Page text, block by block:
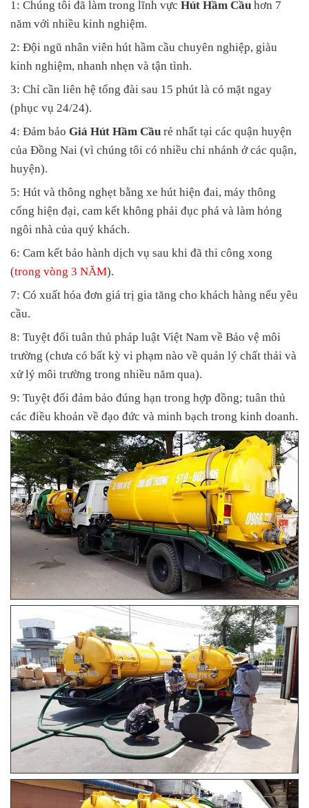
1: Chúng tôi đã làm trong lĩnh vực Hút Hầm Cầu hơn 7
năm với nhiều kinh nghiệm.
2: Đội ngũ nhân viên hút hầm cầu chuyên nghiệp, giàu
kinh nghiệm, nhanh nhẹn và tận tình.
3: Chỉ cần liên hệ tổng đài sau 15 phút là có mặt ngay
(phục vụ 24/24).
4: Đảm bảo Giá Hút Hầm Cầu rẻ nhất tại các quận huyện
của Đồng Nai (vì chúng tôi có nhiều chi nhánh ở các quận,
huyện).
5: Hút và thông nghẹt bằng xe hút hiện đai, máy thông
cống hiện đại, cam kết không phải đục phá và làm hỏng
ngôi nhà của quý khách.
6: Cam kết bảo hành dịch vụ sau khi đã thi công xong
(trong vòng 3 NĂM).
7: Có xuất hóa đơn giá trị gia tăng cho khách hàng nếu yêu
cầu.
8: Tuyệt đối tuân thủ pháp luật Việt Nam về Bảo vệ môi
trường (chưa có bất kỳ vi phạm nào về quản lý chất thải và
xử lý môi trường trong nhiều năm qua).
9: Tuyệt đối đảm bảo đúng hạn trong hợp đồng; tuân thủ
các điều khoản về đạo đức và minh bạch trong kinh doanh.